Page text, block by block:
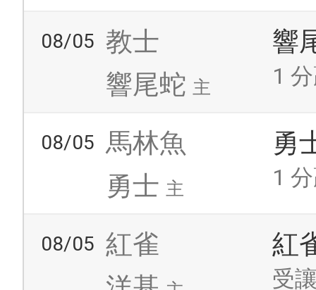
08/05 教士
響尾蛇 主
響
1
08/05 馬林魚
勇士 主
勇
1
08/05 紅雀
紅
受